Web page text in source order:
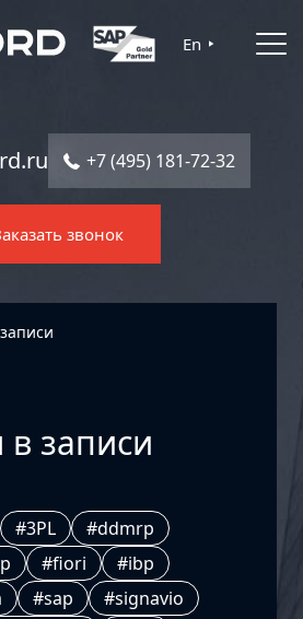
En
+7 (495) 181-72-32
звонок
записи
#3PL
#ddmrp
#fiori
#ibp
#sap
#signavio